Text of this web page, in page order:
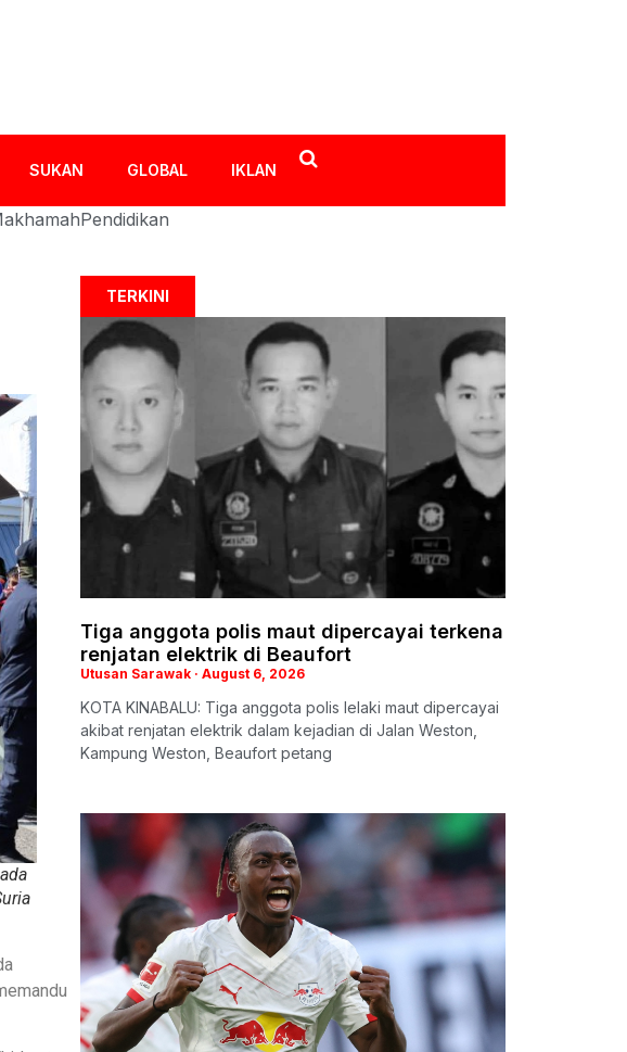
SUKAN GLOBAL IKLAN
Pendidikan
TERKINI
Tiga anggota polis maut dipercayai terkena
renjatan elektrik di Beaufort
Utusan Sarawak August 6, 2026
KOTA KINABALU: Tiga anggota polis lelaki maut dipercayai
akibat renjatan elektrik dalam kejadian di Jalan Weston,
Kampung Weston, Beaufort petang